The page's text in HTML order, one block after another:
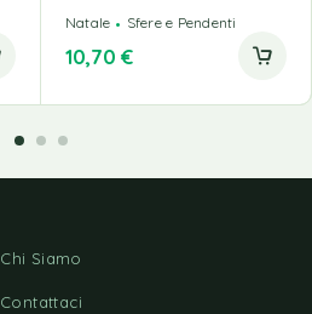
Natale Sfere e Pendenti
10,70 €
Chi Siamo
Contattaci